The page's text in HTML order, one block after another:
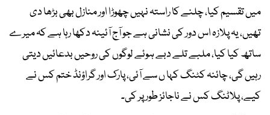
میں تقسیم کیا، چلنے کا راستہ نہیں چھوڑا اور منازل بھی بڑھا دی
تھیں، یہ پلازہ اس دور کی نشانی ہے جو آج آئینہ دکھا رہا ہے کہ میرے
ساتھ کیا کیا، ملبے تلے دبے ہوئے لوگوں کی روحیں بدعائیں دیتی
رہیں گی، چائنہ کٹنگ کہا ں سے آئی، پارک اور گراؤنڈ ختم کس نے
کیے، پلاٹنگ کس نے ناجائز طور پر کی۔